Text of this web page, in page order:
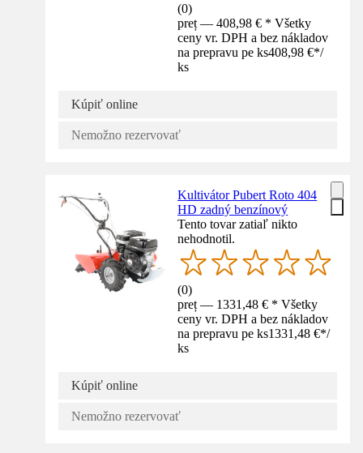
(0)
preț — 408,98 € * Všetky
ceny vr. DPH a bez nákladov
na prepravu pe ks408,98 €*/
ks
Kúpiť online
Nemožno rezervovať
Kultivátor Pubert Roto 404
HD zadný benzínový
Tento tovar zatiaľ nikto
nehodnotil.
(0)
preț — 1331,48 € * Všetky
ceny vr. DPH a bez nákladov
na prepravu pe ks1331,48 €*/
ks
Kúpiť online
Nemožno rezervovať